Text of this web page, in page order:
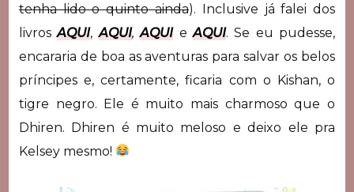
tenha lido o quinto ainda). Inclusive já falei dos
livrosAQUI,AQUI, AQUIeAQUI. Se eu pudesse,
encararia de boa as aventuras para salvar os belos
príncipes e, certamente, ficaria com o Kishan, o
tigre negro. Ele é muito mais charmoso que o
Dhiren. Dhiren é muito meloso e deixo ele pra
Kelsey mesmo!